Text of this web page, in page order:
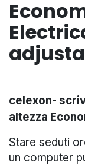
celexon-
altezza
Stare seduti
un computer